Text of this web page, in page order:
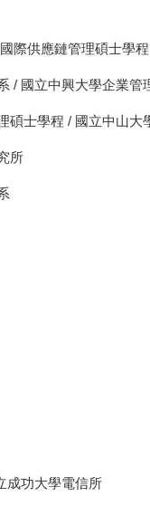
際供應鏈管理碩士學程
/ 國立中興大學企業管
碩士學程 / 國立中山
所
成功大學電信所